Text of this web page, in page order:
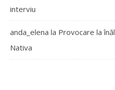
interviu
anda_elena la Provocare la
Nativa